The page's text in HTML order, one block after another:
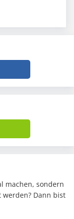
machen, sondern
Dann bist